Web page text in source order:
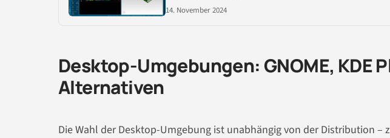
14. November 2024
Desktop-Umgebungen: GNOME, KDE
Alternativen
Die Wahl der Desktop-Umgebung ist unabhängig von der Distribution